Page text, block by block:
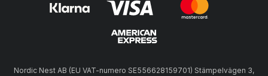
Nordic Nest AB (EU VAT-numero SE556628159701) Stämpelvägen 3,